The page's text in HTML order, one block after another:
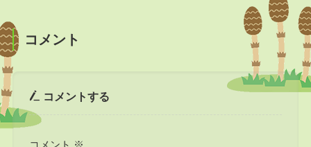
コメント
コメントする
コメント ※